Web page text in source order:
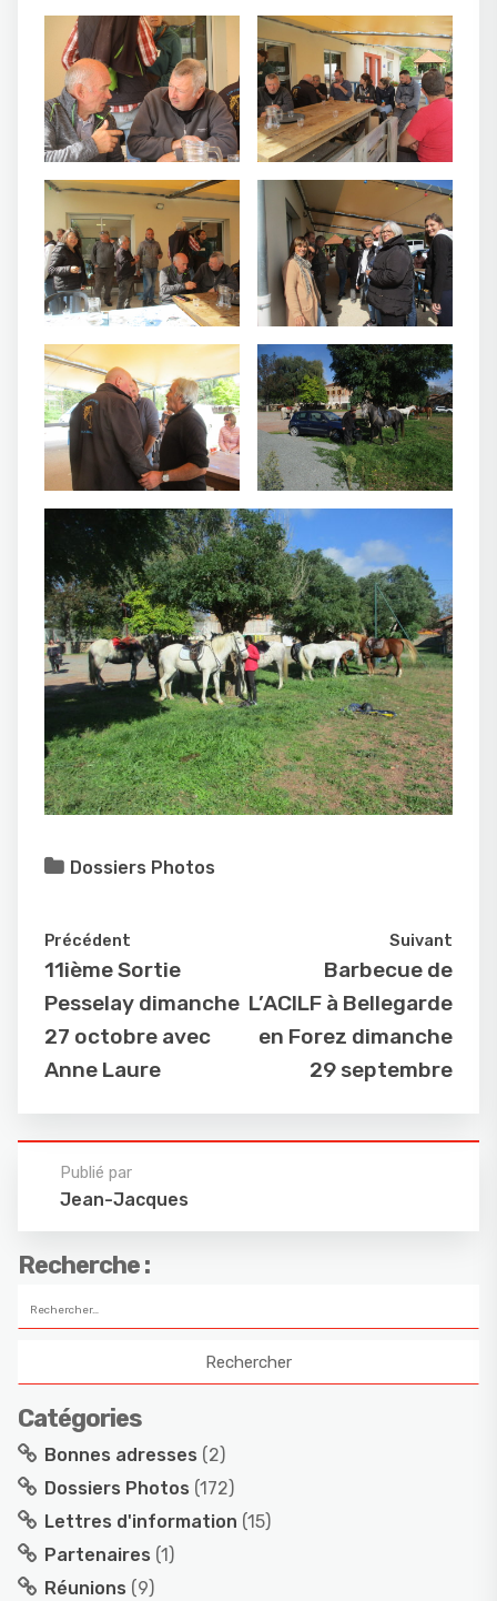
Dossiers Photos
Précédent
11ième Sortie
Pesselay dimanche
27 octobre avec
Anne Laure
Suivant
Barbecue de
L’ACILF à Bellegarde
en Forez dimanche
29 septembre
Publié par
Jean-Jacques
Recherche :
Catégories
Bonnes adresses (2)
Dossiers Photos (172)
Lettres d'information (15)
Partenaires (1)
Réunions (9)